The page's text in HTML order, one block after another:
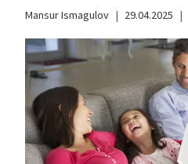
Mansur Ismagulov 29.04.2025